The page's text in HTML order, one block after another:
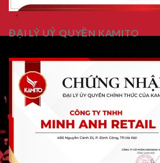
ĐẠI LÝ UỶ QUYỀN KAMITO